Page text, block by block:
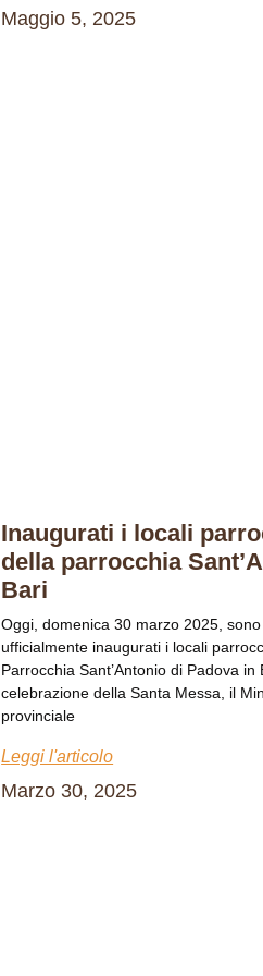
Maggio 5, 2025
Inaugurati i locali
della parrocchia
Bari
Oggi, domenica 30 marzo 2025,
ufficialmente inaugurati i locali
Parrocchia Sant’Antonio di Padova in
celebrazione della Santa Messa, il
provinciale
Leggi l'articolo
Marzo 30, 2025